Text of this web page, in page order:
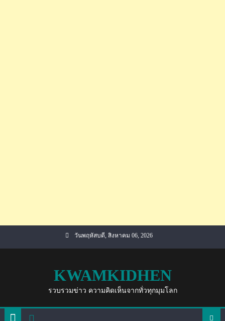
วันพฤหัสบดี, สิงหาคม 06, 2026
KWAMKIDHEN
รวบรวมข่าว ความคิดเห็นจากทั่วทุกมุมโลก